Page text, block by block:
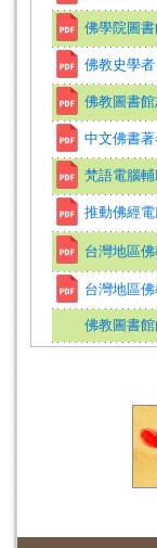
佛學院圖
佛教史學
佛教圖書
中文佛書
梵語電腦
推動佛經
台灣地區
台灣地區
佛教圖書